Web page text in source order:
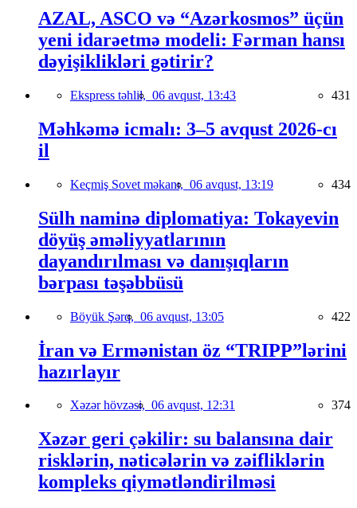
AZAL, ASCO və “Azərkosmos” üçün
yeni idarəetmə modeli: Fərman hansı
dəyişiklikləri gətirir?
Ekspress təhlil, 06 avqust, 13:43 431
Məhkəmə icmalı: 3–5 avqust 2026-cı
il
Keçmiş Sovet məkanı, 06 avqust, 13:19 434
Sülh naminə diplomatiya: Tokayevin
döyüş əməliyyatlarının
dayandırılması və danışıqların
bərpası təşəbbüsü
Böyük Şərq, 06 avqust, 13:05 422
İran və Ermənistan öz “TRIPP”lərini
hazırlayır
Xəzər hövzəsi, 06 avqust, 12:31 374
Xəzər geri çəkilir: su balansına dair
risklərin, nəticələrin və zəifliklərin
kompleks qiymətləndirilməsi